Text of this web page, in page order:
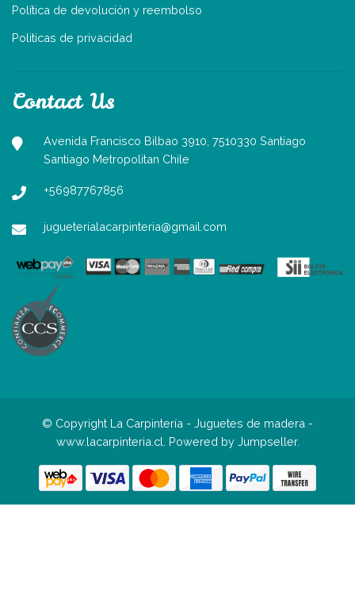
Política de devolución y reembolso
Politicas de privacidad
Contact Us
Avenida Francisco Bilbao 3910, 7510330 Santiago
Santiago Metropolitan Chile
+56987767856
jugueterialacarpinteria@gmail.com
© Copyright La Carpintería - Juguetes de madera -
www.lacarpinteria.cl. Powered by Jumpseller.